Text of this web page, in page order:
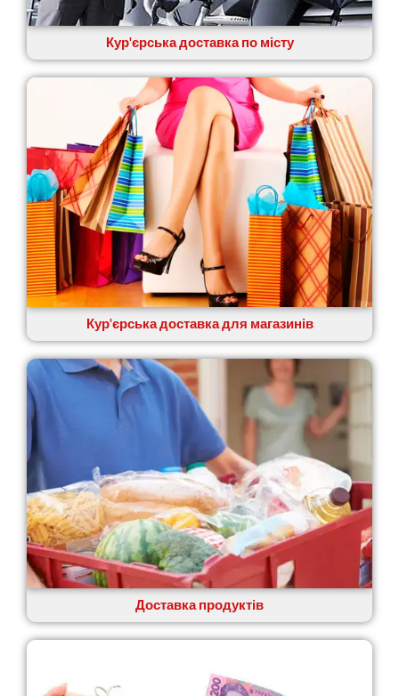
Кур'єрська доставка по місту
Кур'єрська доставка для магазинів
Доставка продуктів